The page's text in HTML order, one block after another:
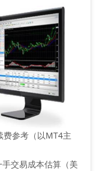
费参考（以MT4主
交易成本估算（美